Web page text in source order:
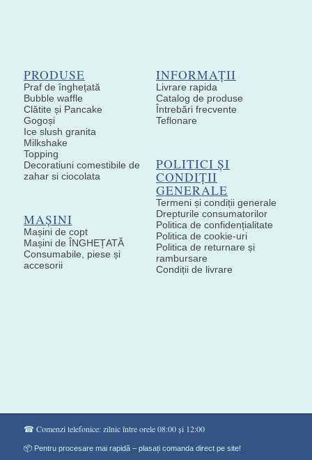
PRODUSE
Praf de înghețată
Bubble waffle
Clătite și Pancake
Gogoși
Ice slush granita
Milkshake
Topping
Decoratiuni comestibile de
zahar si ciocolata
MAȘINI
Mașini de copt
Mașini de ÎNGHEȚATĂ
Consumabile, piese și
accesorii
INFORMAȚII
Livrare rapida
Catalog de produse
Întrebări frecvente
Teflonare
POLITICI ȘI
CONDIȚII
GENERALE
Termeni și condiții generale
Drepturile consumatorilor
Politica de confidențialitate
Politica de cookie-uri
Politica de returnare și
rambursare
Condiții de livrare
☎ Comenzi telefonice: zilnic între orele 08:00 și 12:00
📦 Pentru procesare mai rapidă – plasați comanda direct pe site!